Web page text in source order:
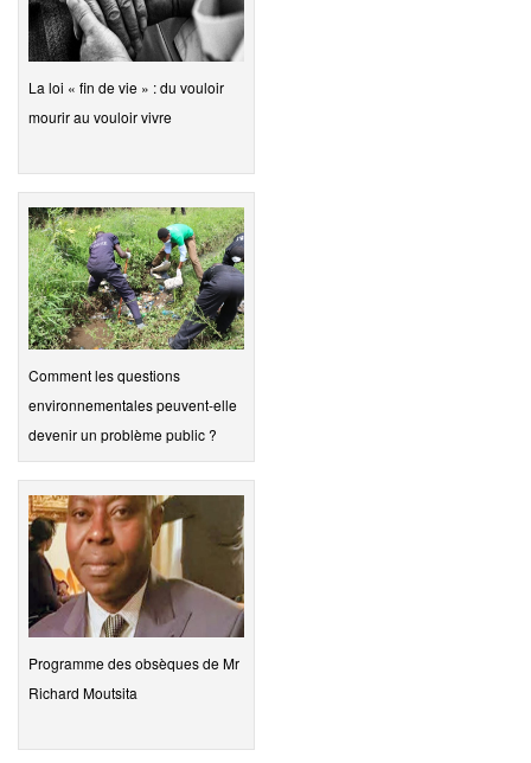
La loi « fin de vie » : du vouloir
mourir au vouloir vivre
Comment les questions
environnementales peuvent-elle
devenir un problème public ?
Programme des obsèques de Mr
Richard Moutsita